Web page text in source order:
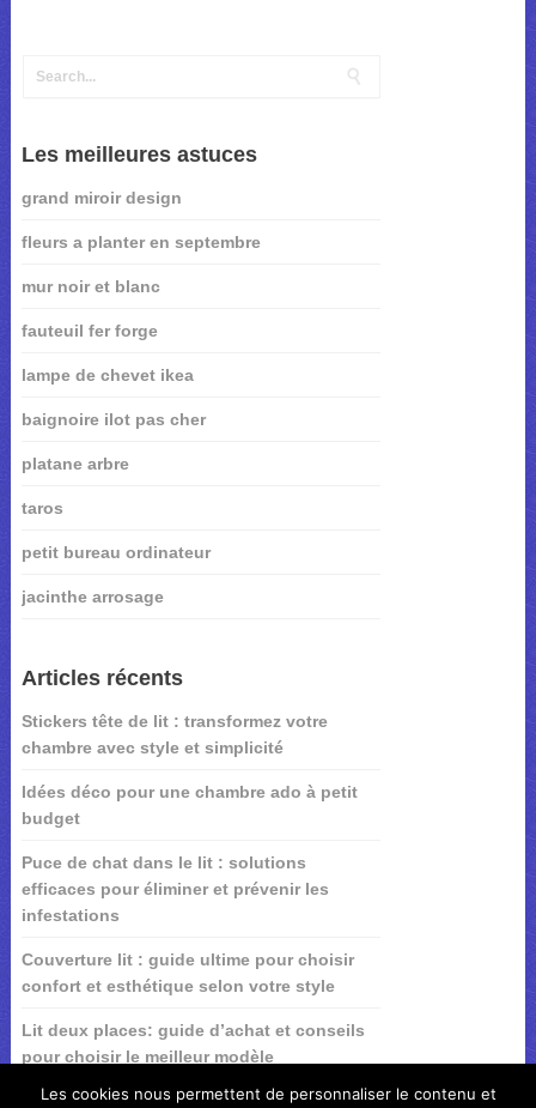
Les meilleures astuces
grand miroir design
fleurs a planter en septembre
mur noir et blanc
fauteuil fer forge
lampe de chevet ikea
baignoire ilot pas cher
platane arbre
taros
petit bureau ordinateur
jacinthe arrosage
Articles récents
Stickers tête de lit : transformez votre
chambre avec style et simplicité
Idées déco pour une chambre ado à petit
budget
Puce de chat dans le lit : solutions
efficaces pour éliminer et prévenir les
infestations
Couverture lit : guide ultime pour choisir
confort et esthétique selon votre style
Lit deux places: guide d’achat et conseils
pour choisir le meilleur modèle
Les cookies nous permettent de personnaliser le contenu et